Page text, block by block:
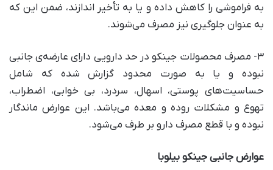
به فراموشی را کاهش داده و یا به تأخیر اندازند، ضمن این که
به عنوان جلوگیری نیز مصرف می‌شوند.
۳- مصرف محصولات جینکو در حد دارویی دارای عارضه‌ی جانبی
نبوده و یا به صورت محدود گزارش شده که شامل
حساسیت‌های پوستی، اسهال، سردرد، بی خوابی، اضطراب،
تهوع و مشکلات روده و معده می‌باشد. این عوارض ماندگار
نبوده و با قطع مصرف دارو بر طرف می‌شود.
عوارض جانبی جینکو بیلوبا